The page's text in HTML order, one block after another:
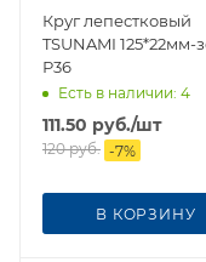
Круг лепестковый
TSUNAMI 125*22мм-
Р36
Есть в наличии: 4
111.50 руб./шт
120руб. -7%
В КОРЗИНУ